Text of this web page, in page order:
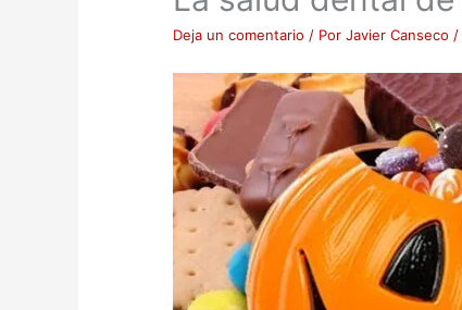
Deja un comentario / Por Javier Canseco /